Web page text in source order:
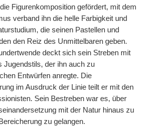
Figurenkomposition gefördert, mit dem
verband ihn die helle Farbigkeit und
die seinen Pastellen und
den Reiz des Unmittelbaren geben.
deckt sich sein Streben mit
Jugendstils, der ihn auch zu
Entwürfen anregte. Die
im Ausdruck der Linie teilt er mit den
Sein Bestreben war es, über
mit der Natur hinaus zu
zu gelangen.